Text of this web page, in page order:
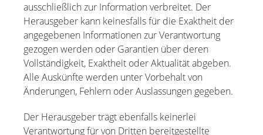
ausschließlich zur Information verbreitet. Der
Herausgeber kann keinesfalls für die Exaktheit der
angegebenen Informationen zur Verantwortung
gezogen werden oder Garantien über deren
Vollständigkeit, Exaktheit oder Aktualität abgeben.
Alle Auskünfte werden unter Vorbehalt von
Änderungen, Fehlern oder Auslassungen gegeben.
Der Herausgeber trägt ebenfalls keinerlei
Verantwortung für von Dritten bereitgestellte